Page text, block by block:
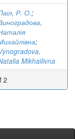
Р. О.;
;
Mikhailivna
2